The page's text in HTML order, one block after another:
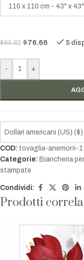
$95.82 $76.66 5
- +
Dollari americani (US)
COD: tovaglia-anemoni-
Categorie: Biancheria
stampate
Condividi:
Prodotti